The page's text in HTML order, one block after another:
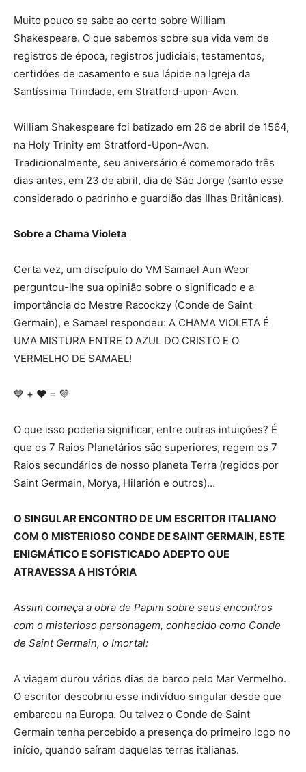
Muito pouco se sabe ao certo sobre William
Shakespeare. O que sabemos sobre sua vida vem de
registros de época, registros judiciais, testamentos,
certidões de casamento e sua lápide na Igreja da
Santíssima Trindade, em Stratford-upon-Avon.
William Shakespeare foi batizado em 26 de abril de 1564,
na Holy Trinity em Stratford-Upon-Avon.
Tradicionalmente, seu aniversário é comemorado três
dias antes, em 23 de abril, dia de São Jorge (santo esse
considerado o padrinho e guardião das Ilhas Britânicas).
Sobre a Chama Violeta
Certa vez, um discípulo do VM Samael Aun Weor
perguntou-lhe sua opinião sobre o significado e a
importância do Mestre Racockzy (Conde de Saint
Germain), e Samael respondeu: A CHAMA VIOLETA É
UMA MISTURA ENTRE O AZUL DO CRISTO E O
VERMELHO DE SAMAEL!
💙 + ❤️ = 💜
O que isso poderia significar, entre outras intuições? É
que os 7 Raios Planetários são superiores, regem os 7
Raios secundários de nosso planeta Terra (regidos por
Saint Germain, Morya, Hilarión e outros)…
O SINGULAR ENCONTRO DE UM ESCRITOR ITALIANO
COM O MISTERIOSO CONDE DE SAINT GERMAIN, ESTE
ENIGMÁTICO E SOFISTICADO ADEPTO QUE
ATRAVESSA A HISTÓRIA
Assim começa a obra de Papini sobre seus encontros
com o misterioso personagem, conhecido como Conde
de Saint Germain, o Imortal:
A viagem durou vários dias de barco pelo Mar Vermelho.
O escritor descobriu esse indivíduo singular desde que
embarcou na Europa. Ou talvez o Conde de Saint
Germain tenha percebido a presença do primeiro logo no
início, quando saíram daquelas terras italianas.